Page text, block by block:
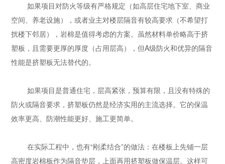
如果项目对防火等级有严格规定（如高层住宅地下室、商业
空间、养老设施），或者业主对楼层隔音有较高要求（不希望打
扰楼下邻居），岩棉是值得考虑的方案。虽然材料单价略高于挤
塑板，且需要更厚的厚度（占用层高），但A级防火和优异的隔音
性能是挤塑板无法替代的。
如果项目是普通住宅，层高紧张，预算有限，且没有特殊的
防火或隔音要求，挤塑板仍然是经济实用的主流选择。它的保温
效率更高、防潮性能更好、施工更简单。
在实际工程中，也有“刚柔结合”的做法：在楼板上先铺一层
高密度岩棉板作为隔音垫层，上面再用挤塑板做保温层。这样可